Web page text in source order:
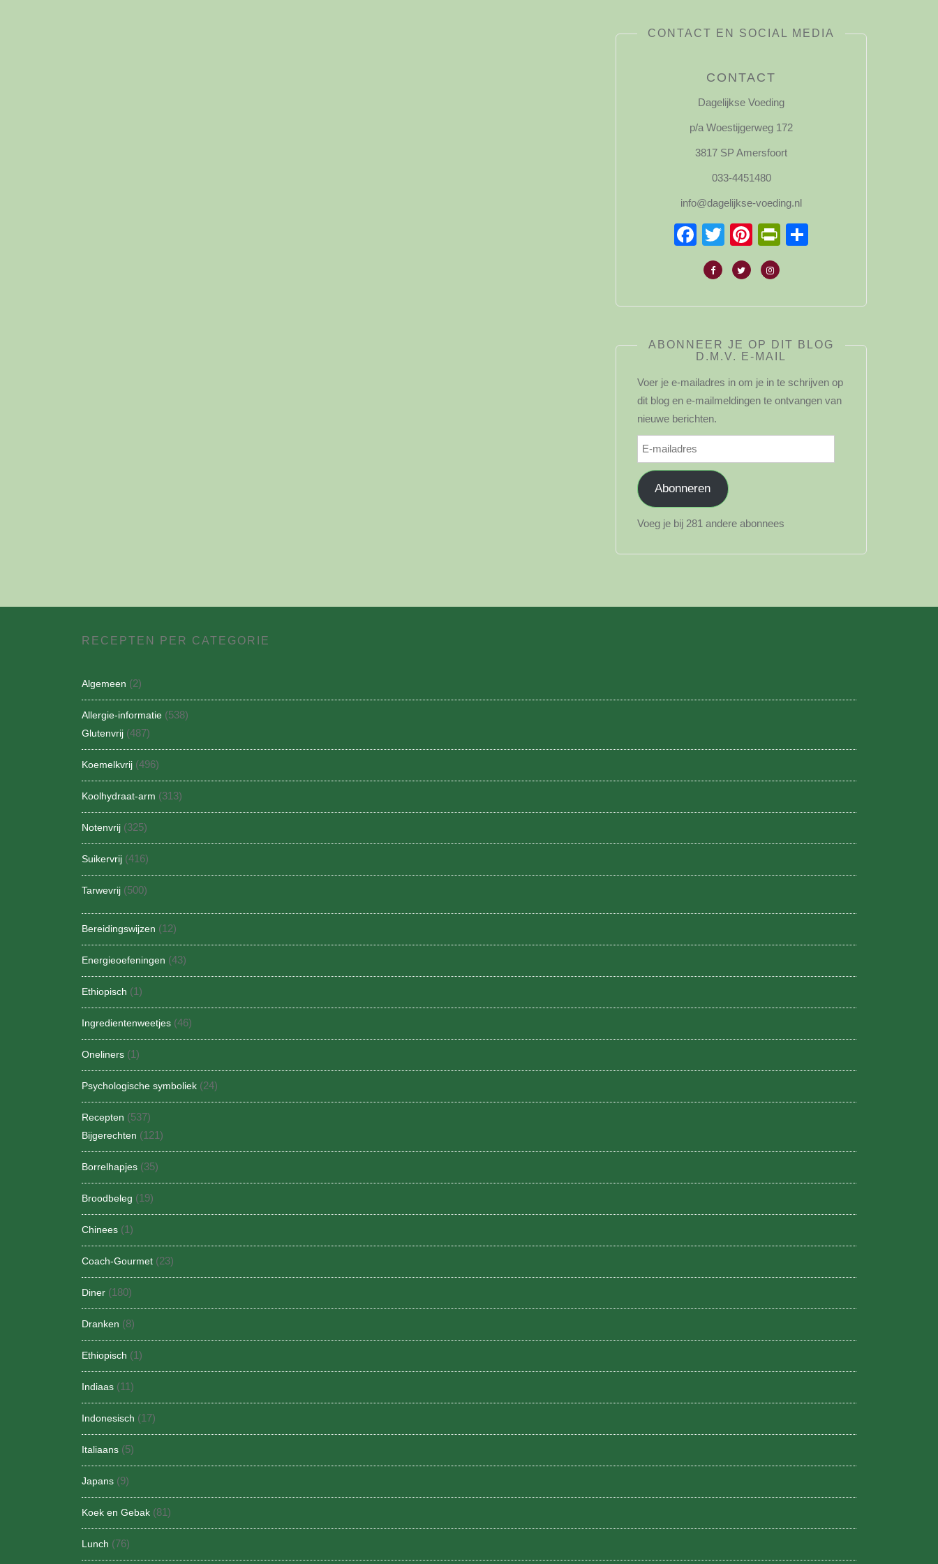
CONTACT EN SOCIAL MEDIA
CONTACT
Dagelijkse Voeding
p/a Woestijgerweg 172
3817 SP Amersfoort
033-4451480
info@dagelijkse-voeding.nl
Facebook
TwitterPinterest
PrintFriendly
ABONNEER JE OP DIT BLOG
D.M.V. E-MAIL
Voer je e-mailadres in om je in te schrijven op
dit blog en e-mailmeldingen te ontvangen van
nieuwe berichten.
E-
mailadres
Abonneren
Voeg je bij 281 andere abonnees
RECEPTEN PER CATEGORIE
Algemeen (2)
Allergie-informatie (538)
Glutenvrij (487)
Koemelkvrij (496)
Koolhydraat-arm (313)
Notenvrij (325)
Suikervrij (416)
Tarwevrij (500)
Bereidingswijzen (12)
Energieoefeningen (43)
Ethiopisch (1)
Ingredientenweetjes (46)
Oneliners (1)
Psychologische symboliek (24)
Recepten (537)
Bijgerechten (121)
Borrelhapjes (35)
Broodbeleg (19)
Chinees (1)
Coach-Gourmet (23)
Diner (180)
Dranken (8)
Ethiopisch (1)
Indiaas (11)
Indonesisch (17)
Italiaans (5)
Japans (9)
Koek en Gebak (81)
Lunch (76)